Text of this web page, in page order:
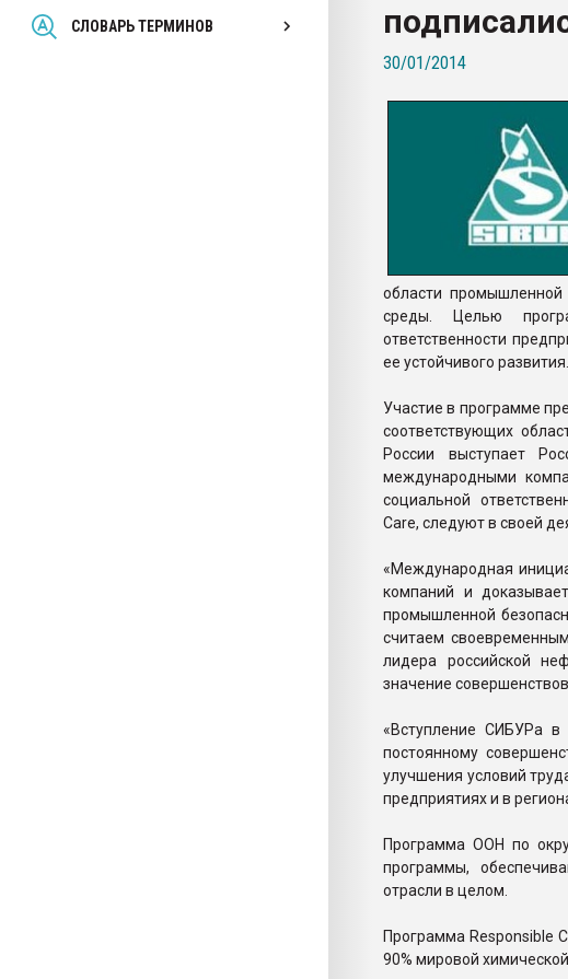
СЛОВАРЬ ТЕРМИНОВ
Всё, что касается выдува ПЭТ
бутылок
ПЕРЕЙТИ НА ФОРУМ
30/01/2014
области
среды. Целью
ответственности
ее устойчивого развития.
Участие в программе
соответствующих
России выступает
международными
социальной
Care, следуют в своей
«Международная
компаний и
промышленной
считаем
лидера российской
значение
«Вступление СИБУРа в
постоянному
улучшения условий
предприятиях и в
Программа ООН по
программы,
отрасли в целом.
Программа Responsible
90% мировой